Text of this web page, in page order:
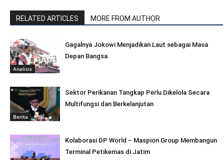
RELATED ARTICLES MORE FROM AUTHOR
Analisis
Gagalnya Jokowi Menjadikan Laut sebagai Masa
Depan Bangsa
Berita
Sektor Perikanan Tangkap Perlu Dikelola Secara
Multifungsi dan Berkelanjutan
Kolaborasi DP World – Maspion Group Membangun
Terminal Petikemas di Jatim